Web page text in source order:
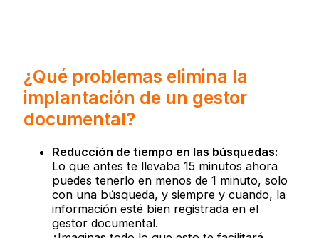
¿Qué problemas elimina la
implantación de un gestor
documental?
Reducción de tiempo en las búsquedas:
Lo que antes te llevaba 15 minutos ahora
puedes tenerlo en menos de 1 minuto, solo
con una búsqueda, y siempre y cuando, la
información esté bien registrada en el
gestor documental.